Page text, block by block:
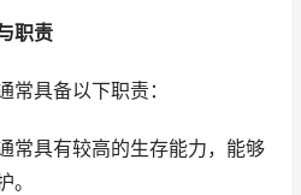
职责
常具备以下职责：
常具有较高的生存能力，能够
。